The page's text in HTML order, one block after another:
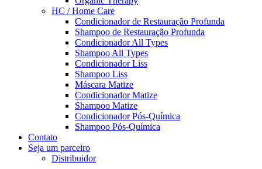
HC / Home Care
Condicionador de Restauração Profunda
Shampoo de Restauração Profunda
Condicionador All Types
Shampoo All Types
Condicionador Liss
Shampoo Liss
Máscara Matize
Condicionador Matize
Shampoo Matize
Condicionador Pós-Química
Shampoo Pós-Química
Contato
Seja um parceiro
Distribuidor